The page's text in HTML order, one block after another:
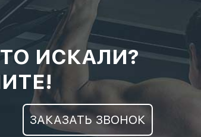
ИСКАЛИ?
ЗАКАЗАТЬ ЗВОНОК